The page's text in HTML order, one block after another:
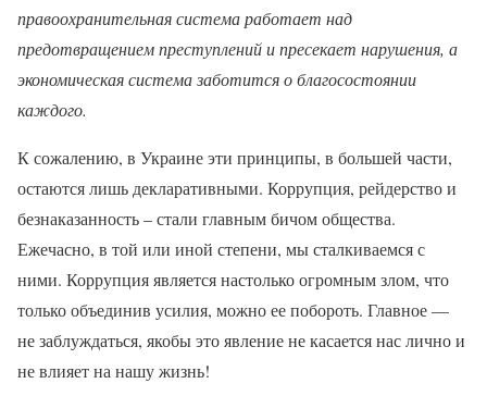
правоохранительная система работает над
предотвращением преступлений и пресекает нарушения, а
экономическая система заботится о благосостоянии
каждого.
К сожалению, в Украине эти принципы, в большей части,
остаются лишь декларативными. Коррупция, рейдерство и
безнаказанность – стали главным бичом общества.
Ежечасно, в той или иной степени, мы сталкиваемся с
ними. Коррупция является настолько огромным злом, что
только объединив усилия, можно ее побороть. Главное —
не заблуждаться, якобы это явление не касается нас лично и
не влияет на нашу жизнь!